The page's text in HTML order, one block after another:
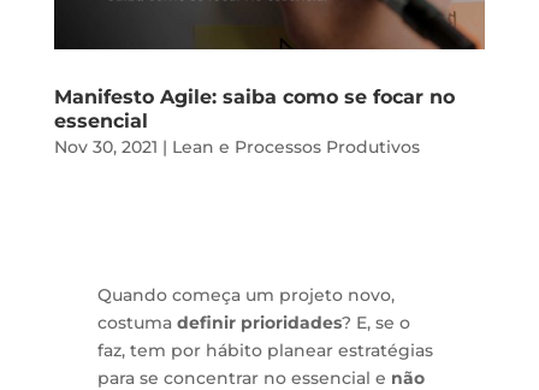
Manifesto Agile: saiba como se focar no
essencial
Nov 30, 2021 | Lean e Processos Produtivos
Quando começa um projeto novo,
costuma definir prioridades? E, se o
faz, tem por hábito planear estratégias
para se concentrar no essencial e não